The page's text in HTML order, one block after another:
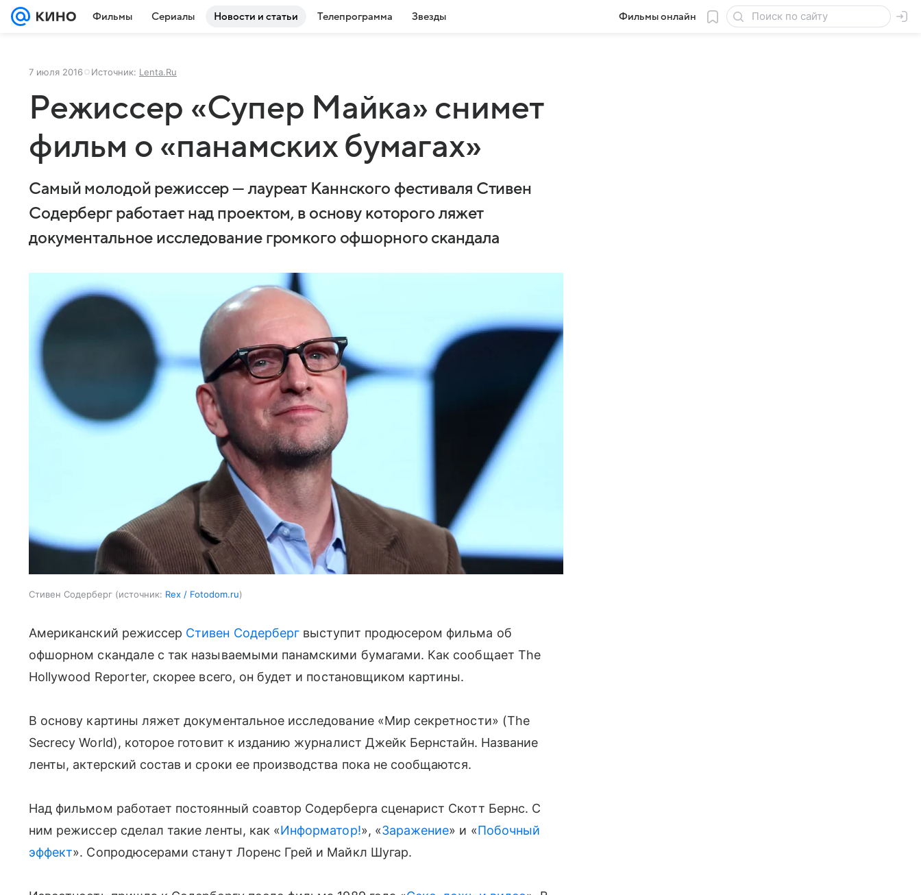
Фильмы Сериалы Новости и статьи Телепрограмма Звезды Фильмы онлайн
7 июля 2016 Источник: Lenta.Ru
Режиссер «Супер Майка» снимет
фильм о «панамских бумагах»
Самый молодой режиссер — лауреат Каннского фестиваля Стивен
Содерберг работает над проектом, в основу которого ляжет
документальное исследование громкого офшорного скандала
Стивен Содерберг источник: Rex / Fotodom.ru
Американский режиссер Стивен Содерберг выступит продюсером фильма об
офшорном скандале с так называемыми панамскими бумагами. Как сообщает The
Hollywood Reporter, скорее всего, он будет и постановщиком картины.
В основу картины ляжет документальное исследование «Мир секретности» (The
Secrecy World), которое готовит к изданию журналист Джейк Бернстайн. Название
ленты, актерский состав и сроки ее производства пока не сообщаются.
Над фильмом работает постоянный соавтор Содерберга сценарист Скотт Бернс. С
ним режиссер сделал такие ленты, как «Информатор!», «Заражение» и «Побочный
эффект». Сопродюсерами станут Лоренс Грей и Майкл Шугар.